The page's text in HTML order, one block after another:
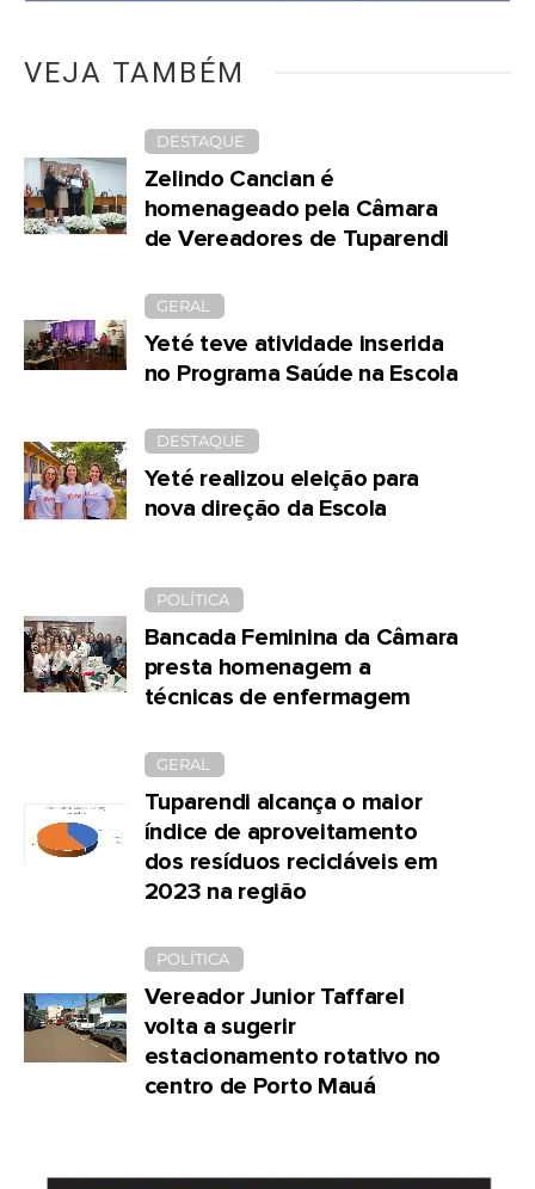
VEJA TAMBÉM
DESTAQUE
Zelindo Cancian é
homenageado pela Câmara
de Vereadores de Tuparendi
GERAL
Yeté teve atividade inserida
no Programa Saúde na Escola
DESTAQUE
Yeté realizou eleição para
nova direção da Escola
POLÍTICA
Bancada Feminina da Câmara
presta homenagem a
técnicas de enfermagem
GERAL
Tuparendi alcança o maior
índice de aproveitamento
dos resíduos recicláveis em
2023 na região
POLÍTICA
Vereador Junior Taffarel
volta a sugerir
estacionamento rotativo no
centro de Porto Mauá